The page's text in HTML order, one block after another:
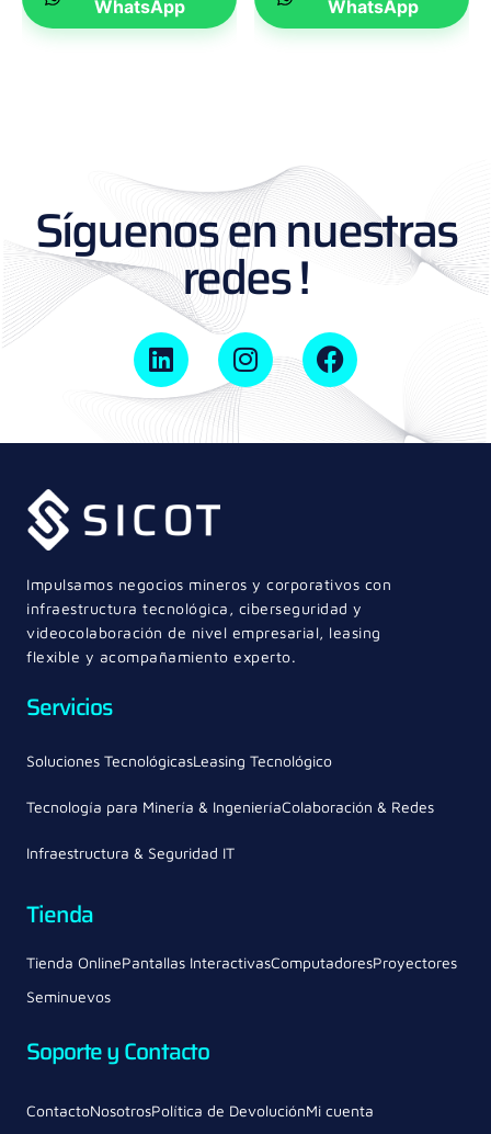
WhatsApp
WhatsApp
Síguenos en nuestras
redes !
Impulsamos negocios mineros y corporativos con
infraestructura tecnológica, ciberseguridad y
videocolaboración de nivel empresarial, leasing
flexible y acompañamiento experto.
Servicios
Soluciones TecnológicasLeasing Tecnológico
Tecnología para Minería & IngenieríaColaboración & Redes
Infraestructura & Seguridad IT
Tienda
Tienda OnlinePantallas InteractivasComputadoresProyectores
Seminuevos
Soporte y Contacto
ContactoNosotrosPolítica de DevoluciónMi cuenta